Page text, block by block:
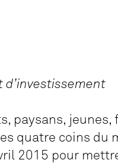
paysans, jeunes,
quatre coins du
2015 pour